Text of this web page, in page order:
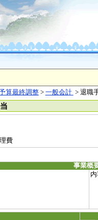
算最終調整> 一般会計 > 退職
費
事業概